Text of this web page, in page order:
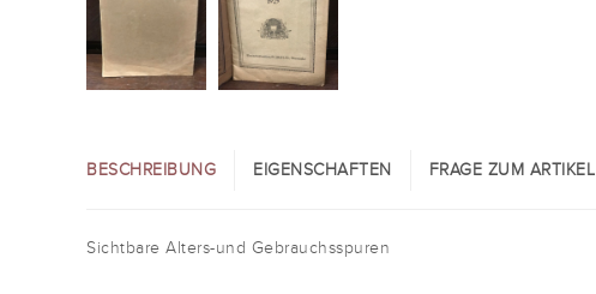
BESCHREIBUNG EIGENSCHAFTEN FRAGE ZUM ARTIKEL
Sichtbare Alters-und Gebrauchsspuren